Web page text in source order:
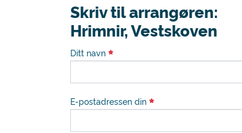
Skriv til arrangøren:
Hrimnir, Vestskoven
Ditt navn
E-postadressen din